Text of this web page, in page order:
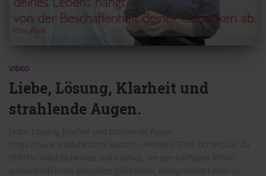
VIDEO
Liebe, Lösung, Klarheit und
strahlende Augen.
Liebe, Lösung, Klarheit und strahlende Augen.
https://www.youtube.com/watch?v=PRlDiB97EWE DU WILLST ZU
DIR? Du willst Sicherheit und Klarheit, um den nächsten Schritt
authentisch in ein gesundes, glückliches, erfolgreiches Leben zu